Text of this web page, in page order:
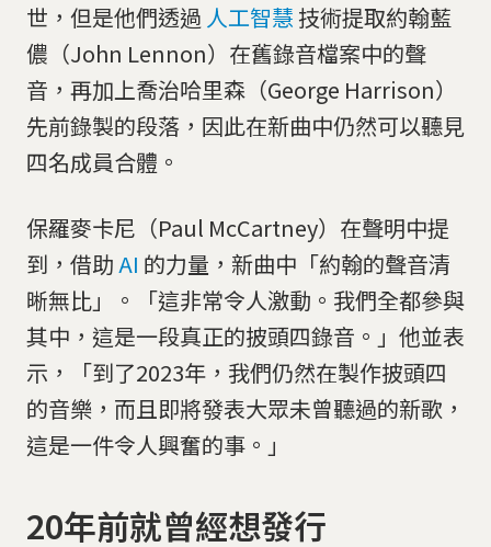
世，但是他們透過 人工智慧技術提取約翰藍
儂（John Lennon）在舊錄音檔案中的聲
音，再加上喬治哈里森（George Harrison）
先前錄製的段落，因此在新曲中仍然可以聽見
四名成員合體。
保羅麥卡尼（Paul McCartney）在聲明中提
到，借助AI 的力量，新曲中「約翰的聲音清
晰無比」。「這非常令人激動。我們全都參與
其中，這是一段真正的披頭四錄音。」他並表
示，「到了2023年，我們仍然在製作披頭四
的音樂，而且即將發表大眾未曾聽過的新歌，
這是一件令人興奮的事。」
20年前就曾經想發行